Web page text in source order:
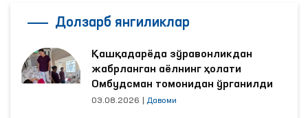
Долзарб янгиликлар
Қашқадарёда зўравонликдан
жабрланган аёлнинг ҳолати
Омбудсман томонидан ўрганилди
03.08.2026 Давоми